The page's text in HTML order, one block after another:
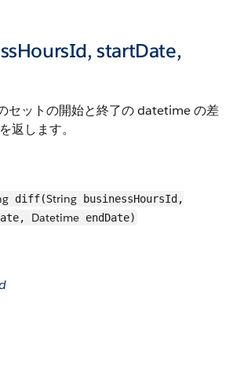
startDate,
セットの開始と終了の datetime の差
返します。
diff(String businessHoursId,
Datetime endDate)